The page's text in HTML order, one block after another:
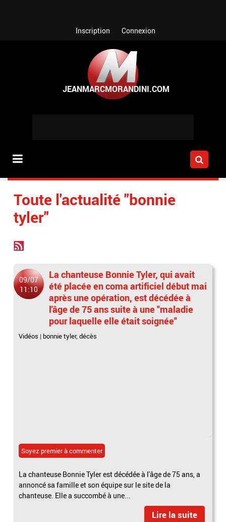
Inscription Connexion
Toute l'actualité "bonnie
tyler"
09/07
11:10
La chanteuse Bonnie Tyler, qui avait
été placée en coma artificiel début mai
après une opération, est décédée à
l'âge de 75 ans suite à une "maladie
pour laquelle elle était soignée"
Vidéos | bonnie tyler,décès
Soyez premier à commenter
La chanteuse Bonnie Tyler est décédée à l'âge de 75 ans, a
annoncé sa famille et son équipe sur le site de la
chanteuse. Elle a succombé à une...
Lire la suite